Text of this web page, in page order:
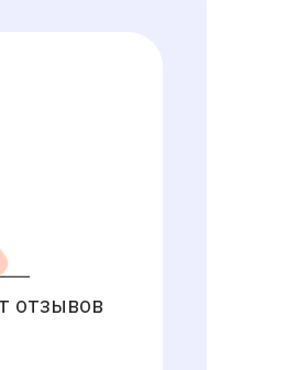
отзывов